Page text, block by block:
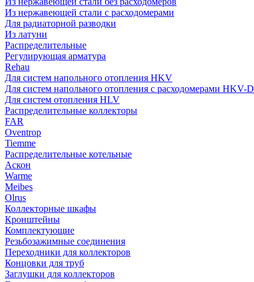
Из нержавеющей стали с расходомерами
Для радиаторной разводки
Из латуни
Распределительные
Регулирующая арматура
Rehau
Для систем напольного отопления HKV
Для систем напольного отопления с расходомерами HKV-D
Для систем отопления HLV
Распределительные коллекторы
FAR
Oventrop
Tiemme
Распределительные котельные
Аскон
Warme
Meibes
Olrus
Коллекторные шкафы
Кронштейны
Комплектующие
Резьбозажимные соединения
Переходники для коллекторов
Концовки для труб
Заглушки для коллекторов